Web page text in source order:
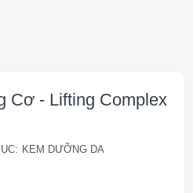
Cơ - Lifting Complex
KEM DƯỠNG DA